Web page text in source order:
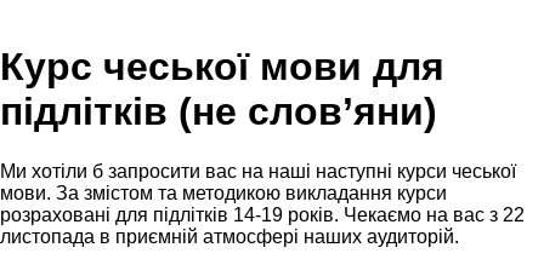
Курс чеської мови для
підлітків (не слов’яни)
Ми хотіли б запросити вас на наші наступні курси чеської
мови. За змістом та методикою викладання курси
розраховані для підлітків 14-19 років. Чекаємо на вас з 22
листопада в приємній атмосфері наших аудиторій.